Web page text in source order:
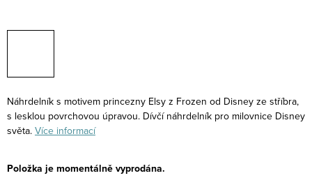
Náhrdelník s motivem princezny Elsy z Frozen od Disney ze stříbra,
s lesklou povrchovou úpravou. Dívčí náhrdelník pro milovnice Disney
světa. Více informací
Položka je momentálně vyprodána.